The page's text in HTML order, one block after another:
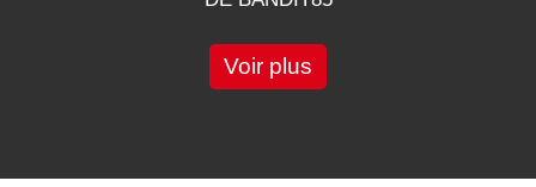
Voir plus